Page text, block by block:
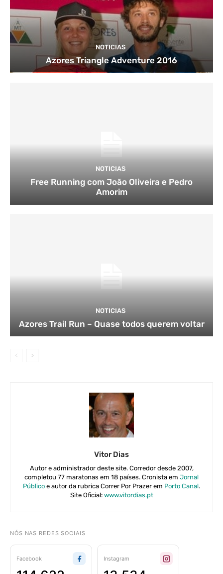
NOTICIAS
Azores Triangle Adventure 2016
NOTICIAS
Free Running com João Oliveira e Pedro
Amorim
NOTICIAS
Azores Trail Run – Quase todos querem voltar
Vitor Dias
Autor e administrador deste site. Corredor desde 2007,
completou 77 maratonas em 18 países. Cronista em Jornal
Público e autor da rubrica Correr Por Prazer em Porto Canal.
Site Oficial: www.vitordias.pt
NÓS NAS REDES SOCIAIS
Facebook Instagram